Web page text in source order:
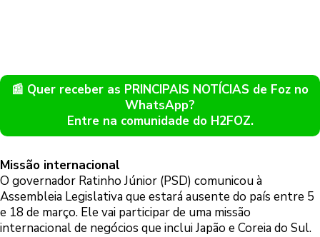
📰 Quer receber as PRINCIPAIS NOTÍCIAS de Foz no
WhatsApp?
Entre na comunidade do H2FOZ.
Missão internacional
O governador Ratinho Júnior (PSD) comunicou à
Assembleia Legislativa que estará ausente do país entre 5
e 18 de março. Ele vai participar de uma missão
internacional de negócios que inclui Japão e Coreia do Sul.